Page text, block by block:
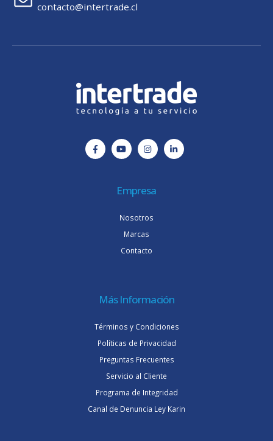
contacto@intertrade.cl
Empresa
Nosotros
Marcas
Contacto
Más Información
Términos y Condiciones
Políticas de Privacidad
Preguntas Frecuentes
Servicio al Cliente
Programa de Integridad
Canal de Denuncia Ley Karin